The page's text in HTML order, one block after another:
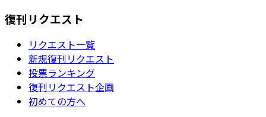
復刊リクエスト
リクエスト一覧
新規復刊リクエスト
投票ランキング
復刊リクエスト企画
初めての方へ